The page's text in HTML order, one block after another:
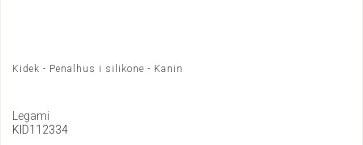
Kidek - Penalhus i silikone - Kanin
Legami
KID112334